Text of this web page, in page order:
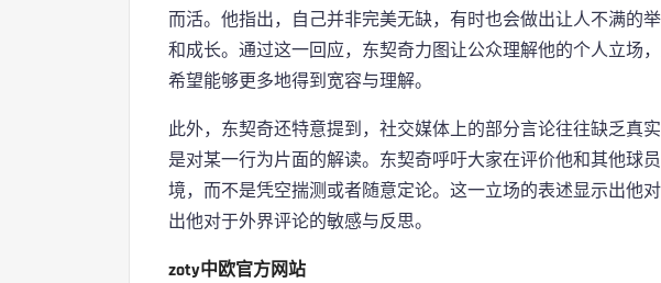
而活。他指出，自己并非完美无缺，有时也会做出让人不满的
和成长。通过这一回应，东契奇力图让公众理解他的个人立场
希望能够更多地得到宽容与理解。
此外，东契奇还特意提到，社交媒体上的部分言论往往缺乏真
是对某一行为片面的解读。东契奇呼吁大家在评价他和其他球
境，而不是凭空揣测或者随意定论。这一立场的表述显示出他
出他对于外界评论的敏感与反思。
zoty中欧官方网站